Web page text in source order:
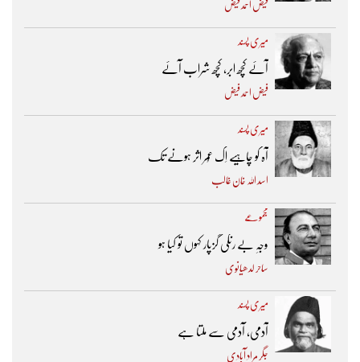
فیض احمد فیض
میری پسند
آئے کچھ ابر، کچھ شراب آئے
فیض احمد فیض
میری پسند
آہ کو چاہیے اِک عُمر اثر ہونے تک ​
اسد اللہ خان غالب
مجموعے
وجہِ بے رنگی گزپار کہوں تو کیا ہو
ساحر لدھیانوی
میری پسند
آدمی، آدمی سے ملتا ہے
جگر مراد آبادی